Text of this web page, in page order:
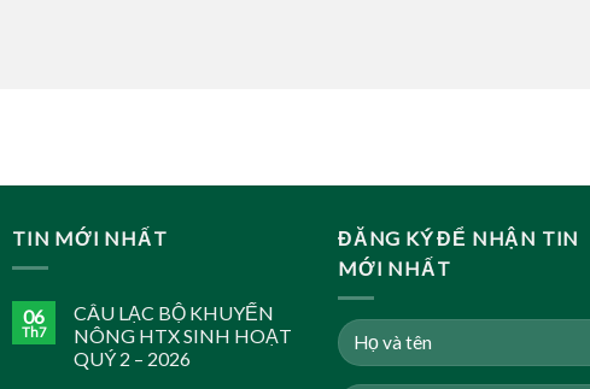
TIN MỚI NHẤT
06
Th7
CÂU LẠC BỘ KHUYẾN
NÔNG HTX SINH HOẠT
QUÝ 2 – 2026
ĐĂNG KÝ ĐỂ NHẬN TIN
MỚI NHẤT